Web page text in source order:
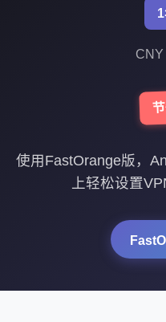
CNY
使用FastOrange版，
上轻松设置